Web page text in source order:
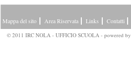
Mappa del sito Area Riservata Links Contatti
© 2011 IRC NOLA - UFFICIO SCUOLA - powered by